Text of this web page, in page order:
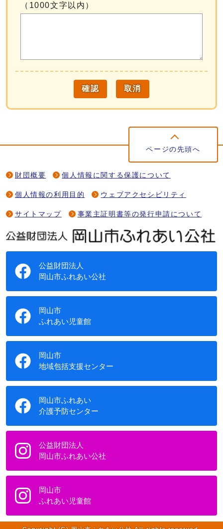
（1000文字以内）
確認 取消
ページの先頭へ
財団概要 個人情報に関する保護について
個人情報の利用目的 ウェブアクセシビリティ
サイトマップ 事業主証明書等の発行申請について
公益財団法人
岡山市ふれあい公社
岡山市
ふれあい児童館
岡山市
地域包括支援センター
岡山市ふれあい
介護予防センター
公益財団法人
岡山市ふれあい公社
岡山市
ふれあい児童館